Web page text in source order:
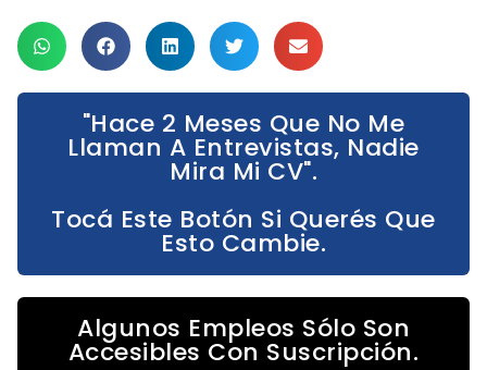
"Hace 2 Meses Que No Me
Llaman A Entrevistas, Nadie
Mira Mi CV".
Tocá Este Botón Si Querés Que
Esto Cambie.
Algunos Empleos Sólo Son
Accesibles Con Suscripción.